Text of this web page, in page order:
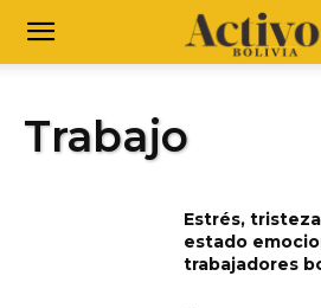
Trabajo
Estrés,
estado
trabajadores